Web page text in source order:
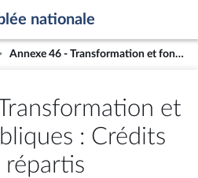
nationale
Annexe 46 - Transformation et fonction publiques : Crédits non répartis
et
: Crédits
répartis